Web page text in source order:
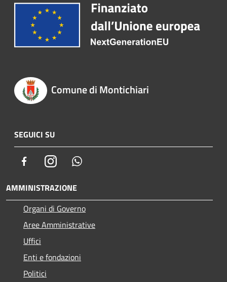
Comune di Montichiari
SEGUICI SU
FacebookInstagram
AMMINISTRAZIONE
Organi di Governo
Aree Amministrative
Uffici
Enti e fondazioni
Politici